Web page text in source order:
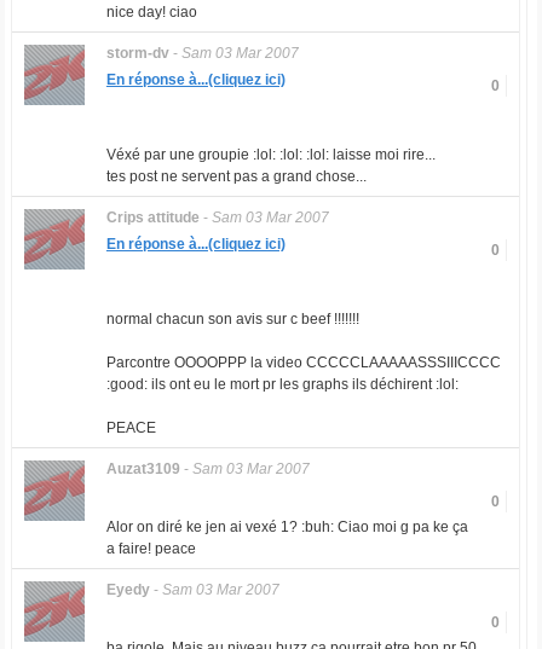
nice day! ciao
storm-dv- Sam 03 Mar 2007
0
En réponse à...(cliquez ici)
Véxé par une groupie :lol: :lol: :lol: laisse moi rire...
tes post ne servent pas a grand chose...
Crips attitude - Sam 03 Mar 2007
0
En réponse à...(cliquez ici)
normal chacun son avis sur c beef !!!!!!!
Parcontre OOOOPPP la video CCCCCLAAAAASSSIIICCCC
:good: ils ont eu le mort pr les graphs ils déchirent :lol:
PEACE
Auzat3109 - Sam 03 Mar 2007
0
Alor on diré ke jen ai vexé 1? :buh: Ciao moi g pa ke ça
a faire! peace
Eyedy- Sam 03 Mar 2007
0